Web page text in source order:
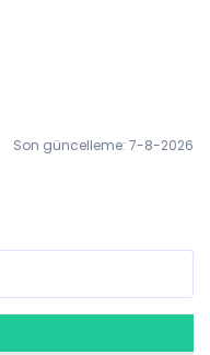
Son güncelleme: 7-8-2026